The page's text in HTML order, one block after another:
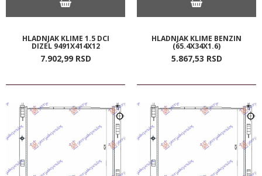
HLADNJAK KLIME 1.5 DCI
DIZEL 9491X414X12
7.902,99 RSD
HLADNJAK KLIME BENZIN
(65.4X34X1.6)
5.867,53 RSD